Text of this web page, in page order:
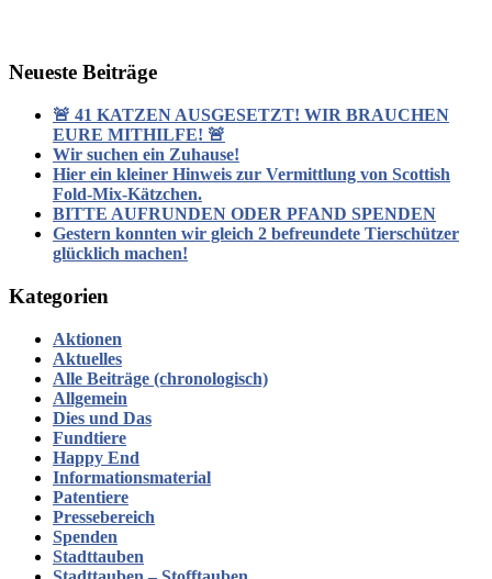
Neueste Beiträge
🚨 41 KATZEN AUSGESETZT! WIR BRAUCHEN
EURE MITHILFE! 🚨
Wir suchen ein Zuhause!
Hier ein kleiner Hinweis zur Vermittlung von Scottish
Fold-Mix-Kätzchen.
BITTE AUFRUNDEN ODER PFAND SPENDEN
Gestern konnten wir gleich 2 befreundete Tierschützer
glücklich machen!
Kategorien
Aktionen
Aktuelles
Alle Beiträge (chronologisch)
Allgemein
Dies und Das
Fundtiere
Happy End
Informationsmaterial
Patentiere
Pressebereich
Spenden
Stadttauben